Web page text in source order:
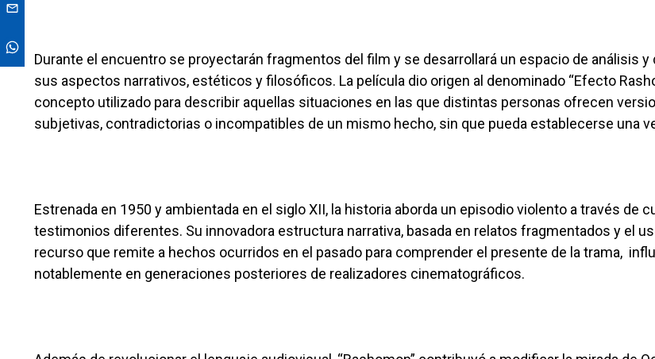
Durante el encuentro se proyectarán fragmentos del film y se desarrollará un espacio de análisis y
sus aspectos narrativos, estéticos y filosóficos. La película dio origen al denominado “Efecto
concepto utilizado para describir aquellas situaciones en las que distintas personas ofrecen
subjetivas, contradictorias o incompatibles de un mismo hecho, sin que pueda establecerse una
Estrenada en 1950 y ambientada en el siglo XII, la historia aborda un episodio violento a través de
testimonios diferentes. Su innovadora estructura narrativa, basada en relatos fragmentados y el
recurso que remite a hechos ocurridos en el pasado para comprender el presente de la trama,
notablemente en generaciones posteriores de realizadores cinematográficos.